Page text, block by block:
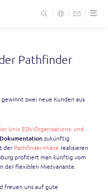
Pathfinder
zwei neue Kunden aus
Unix EDV-Organisations- und
zukünftig
der Pathfinder-Miete realisieren
profitiert man künftig vom
der flexiblen Mietvariante.
freuen uns auf gute